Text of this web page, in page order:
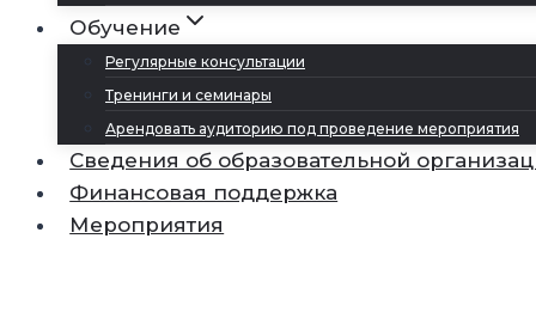
Обучение
Регулярные консультации
Тренинги и семинары
Арендовать аудиторию под проведение мероприятия
Сведения об образовательной
Финансовая поддержка
Мероприятия